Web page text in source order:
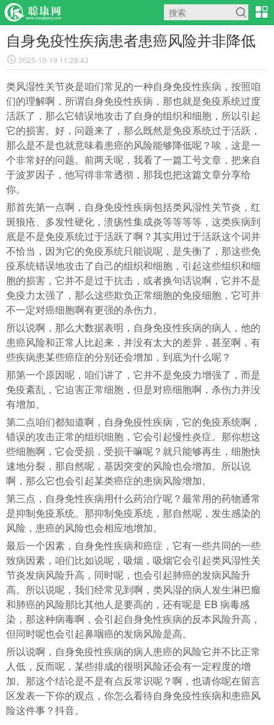
自身免疫性疾病患者患癌风险并非降低
2025-10-19 11:28:43
类风湿性关节炎是咱们常见的一种自身免疫性疾病，按照咱
们的理解啊，所谓自身免疫性疾病，那也就是免疫系统过度
活跃了，那么它错误地攻击了自身的组织和细胞，所以引起
它的损害。好，问题来了，那么既然是免疫系统过于活跃，
那么是不是也就意味着患癌的风险能够降低呢？唉，这是一
个非常好的问题。前两天呢，我看了一篇工号文章，把来自
于波罗因子，他写得非常透彻，那我也把这篇文章分享给
你。
那首先第一点啊，自身免疫性疾病包括类风湿性关节炎，红
斑狼疮、多发性硬化，溃疡性集成炎等等等等，这类疾病到
底是不是免疫系统过于活跃了啊？其实用过于活跃这个词并
不恰当，因为它的免疫系统只能说呢，是失衡了，那这些免
疫系统错误地攻击了自己的组织和细胞，引起这些组织和细
胞的损害，它并不是过于抗击，或者换句话说啊，它并不是
免疫力太强了，那么这些欺负正常细胞的免疫细胞，它可并
不一定对癌细胞啊有更强的杀伤力。
所以说啊，那么大数据表明，自身免疫性疾病的病人，他的
患癌风险和正常人比起来，并没有太大的差异，甚至啊，有
些疾病患某些癌症的分别还会增加，到底为什么呢？
那第一个原因呢，咱们讲了，它并不是免疫力增强了，而是
免疫紊乱，它迫害正常细胞，但是对癌细胞啊，杀伤力并没
有增加。
第二点咱们都知道啊，自身免疫性疾病，它的免疫系统啊，
错误的攻击正常的组织细胞，它会引起慢性炎症。那你想这
些细胞啊，它会受损，受损干嘛呢？就只能够再生，细胞快
速地分裂，那自然呢，基因突变的风险也会增加。所以说
啊，那么它也会引起某类癌症的患病风险增加。
第三点，自身免性疾病用什么药治疗呢？最常用的药物通常
是抑制免疫系统。那抑制免疫系统，那自然呢，发生感染的
风险，患癌的风险也会相应地增加。
最后一个因素，自身免性疾病和癌症，它有一些共同的一些
致病因素，咱们比如说呢，吸烟，吸烟它会引起类风湿性关
节炎发病风险升高，同时呢，也会引起肺癌的发病风险升
高。所以说呢，我们经常见到啊，类风湿的病人发生淋巴瘤
和肺癌的风险那比其他人是要高的，还有呢是 EB 病毒感
染，那这种病毒啊，会引起自身免性疾病的反本风险升高，
但同时呢也会引起鼻咽癌的发病风险是高。
所以说啊，自身免疫性疾病的病人患癌的风险它并不比正常
人低，反而呢，某些排成的很明风险还会有一定程度的增
加。那这个结论是不是有点反常识呢？啊，也请你呢在留言
区发表一下你的观点，你怎么看待自身免疫性疾病和患癌风
险这件事？抖音。